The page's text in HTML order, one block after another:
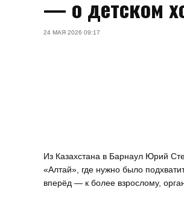
— о детском
24 МАЯ 2026 09:17
Из Казахстана в Барнаул Юрий
«Алтай», где нужно было
вперёд — к более взрослому,